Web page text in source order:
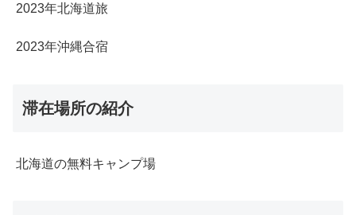
2023年北海道旅
2023年沖縄合宿
滞在場所の紹介
北海道の無料キャンプ場